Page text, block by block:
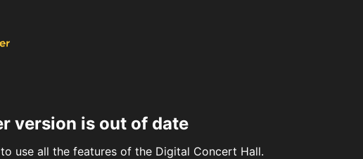
version is out of date
use all the features of the Digital Concert Hall.